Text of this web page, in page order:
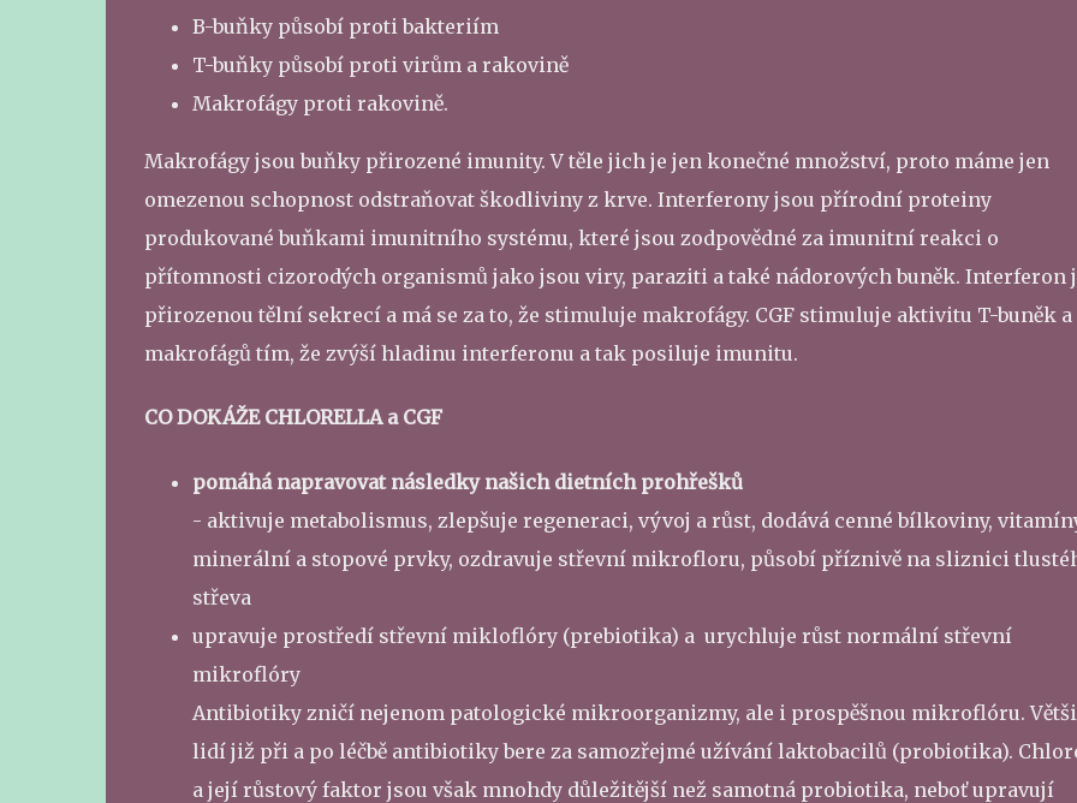
B-buňky působí proti bakteriím
T-buňky působí proti virům a rakovině
Makrofágy proti rakovině.
Makrofágy jsou buňky přirozené imunity. V těle jich je jen konečné množství, proto máme jen
omezenou schopnost odstraňovat škodliviny z krve. Interferony jsou přírodní proteiny
produkované buňkami imunitního systému, které jsou zodpovědné za imunitní reakci o
přítomnosti cizorodých organismů jako jsou viry, paraziti a také nádorových buněk. Interferon
přirozenou tělní sekrecí a má se za to, že stimuluje makrofágy. CGF stimuluje aktivitu T-buněk a
makrofágů tím, že zvýší hladinu interferonu a tak posiluje imunitu.
CO DOKÁŽE CHLORELLA a CGF
pomáhá napravovat následky našich dietních prohřešků
- aktivuje metabolismus, zlepšuje regeneraci, vývoj a růst, dodává cenné bílkoviny,
minerální a stopové prvky, ozdravuje střevní mikrofloru, působí příznivě na sliznici
střeva
upravuje prostředí střevní mikloflóry (prebiotika) a urychluje růst normální střevní
mikroflóry
Antibiotiky zničí nejenom patologické mikroorganizmy, ale i prospěšnou mikroflóru.
lidí již při a po léčbě antibiotiky bere za samozřejmé užívání laktobacilů (probiotika).
a její růstový faktor jsou však mnohdy důležitější než samotná probiotika, neboť upravují